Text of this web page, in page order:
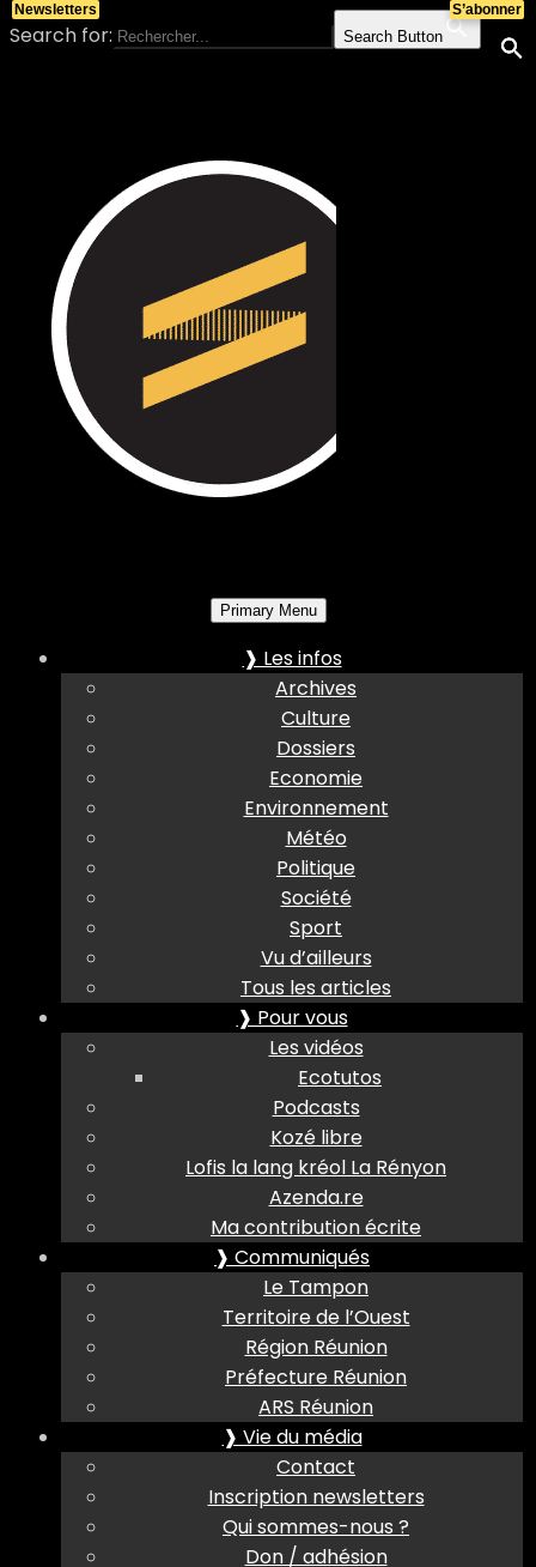
Search for: Search Button
Primary Menu
❱ Les infos
Archives
Culture
Dossiers
Economie
Environnement
Météo
Politique
Société
Sport
Vu d’ailleurs
Tous les articles
❱ Pour vous
Les vidéos
Ecotutos
Podcasts
Kozé libre
Lofis la lang kréol La Rényon
Azenda.re
Ma contribution écrite
❱ Communiqués
Le Tampon
Territoire de l’Ouest
Région Réunion
Préfecture Réunion
ARS Réunion
❱ Vie du média
Contact
Inscription newsletters
Qui sommes-nous ?
Don / adhésion
S’abonner
Newsletters